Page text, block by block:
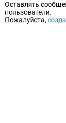
Оставлять
пользователи.
Пожалуйста,